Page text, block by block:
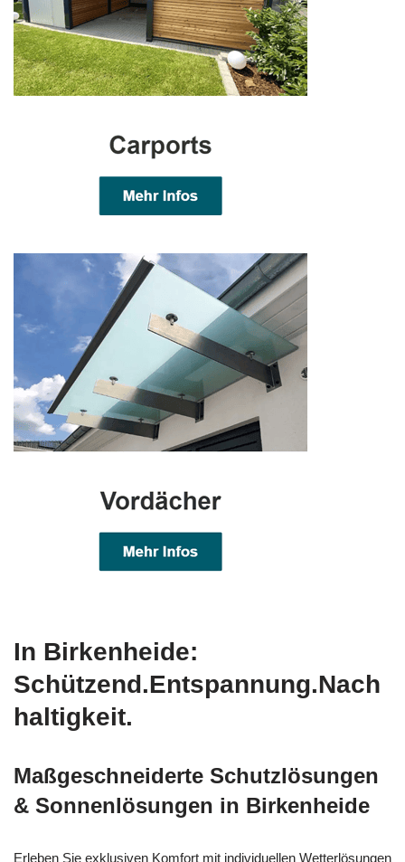
In Birkenheide:
Schützend.Entspannung.Nach
haltigkeit.
Maßgeschneiderte Schutzlösungen
& Sonnenlösungen in Birkenheide
Erleben Sie exklusiven Komfort mit individuellen Wetterlösungen